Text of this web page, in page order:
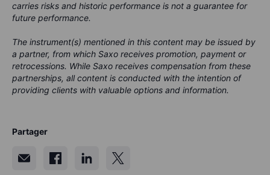
carries risks and historic performance is not a guarantee for
future performance.
The instrument(s) mentioned in this content may be issued by
a partner, from which Saxo receives promotion, payment or
retrocessions. While Saxo receives compensation from these
partnerships, all content is conducted with the intention of
providing clients with valuable options and information.
Partager